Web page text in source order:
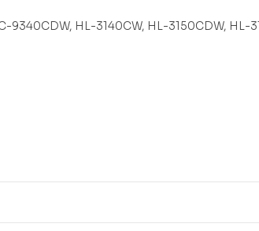
9340CDW, HL-3140CW, HL-3150CDW, HL-